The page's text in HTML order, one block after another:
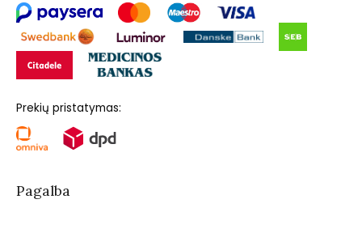
Prekių pristatymas:
Pagalba